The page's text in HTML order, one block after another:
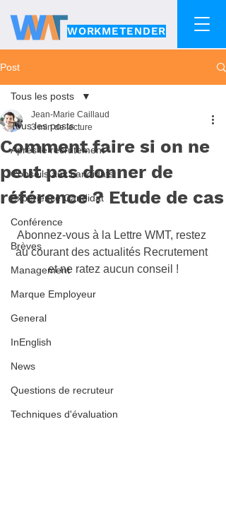
WORKMETENDER
Post
Tous les posts
Après le recrutement
Conseils aux candidats
Expérience Candidat
Conférence
Brèves
Management
Marque Employeur
General
InEnglish
News
Questions de recruteur
Techniques d'évaluation
Tous les posts
Comment faire si on ne
peut pas donner de
référence ? Etude de cas
Jean-Marie Caillaud
3 min de lecture
Abonnez-vous à la Lettre WMT, restez
au courant des actualités Recrutement
et ne ratez aucun conseil !